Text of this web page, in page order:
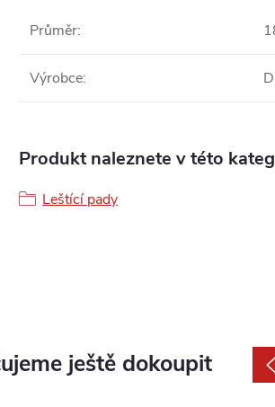
Průměr:
Výrobce:
Produkt naleznete v této
Leštící pady
ještě dokoupit